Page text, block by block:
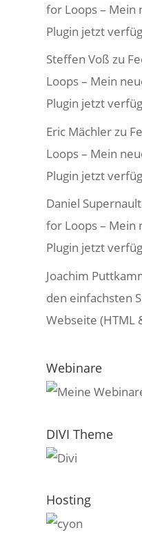
for Loops – Mein
Plugin jetzt
Steffen Voß zu
Loops – Mein
Plugin jetzt
Eric Mächlerzu
Loops – Mein
Plugin jetzt
Daniel Supernault
for Loops – Mein
Plugin jetzt
Joachim
den einfachsten
Webseite (HTML
Webinare
DIVI Theme
Hosting